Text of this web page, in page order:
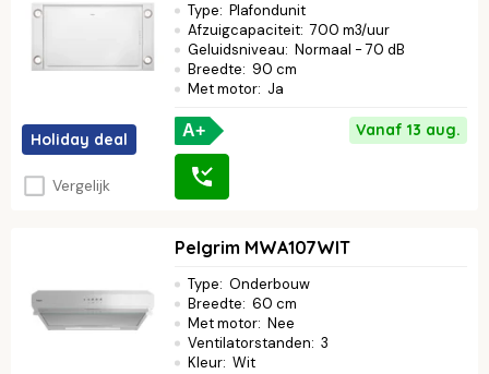
Holiday deal
Vergelijk
Type: Plafondunit
Afzuigcapaciteit: 700 m3/uur
Geluidsniveau: Normaal - 70 dB
Breedte: 90 cm
Met motor: Ja
A+ Vanaf 13 aug.
Pelgrim MWA107WIT
Type: Onderbouw
Breedte: 60 cm
Met motor: Nee
Ventilatorstanden: 3
Kleur: Wit